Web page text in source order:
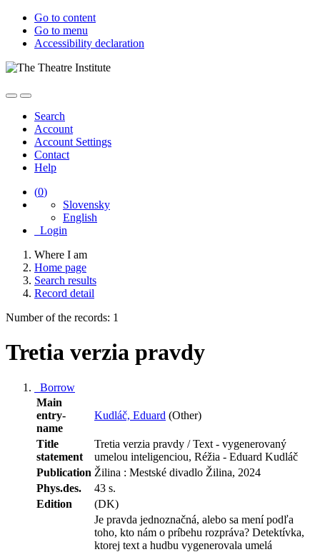
Go to content
Go to menu
Accessibility declaration
Search
Account
Account Settings
Contact
Help
(0)
Slovensky
English
Login
Where I am
Home page
Search results
Record detail
Number of the records: 1
Tretia verzia pravdy
Borrow
Main
entry-
name
Kudláč, Eduard (Other)
Title
statement
Tretia verzia pravdy / Text - vygenerovaný
umelou inteligenciou, Réžia - Eduard Kudláč
Publication Žilina : Mestské divadlo Žilina, 2024
Phys.des.
43 s.
Edition
(DK)
Je pravda jednoznačná, alebo sa mení podľa
toho, kto nám o príbehu rozpráva? Detektívka,
ktorej text a hudbu vygenerovala umelá